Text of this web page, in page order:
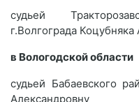
судьей
г.Волгограда
в Вологодской области
судьей Бабаевского
Александровну